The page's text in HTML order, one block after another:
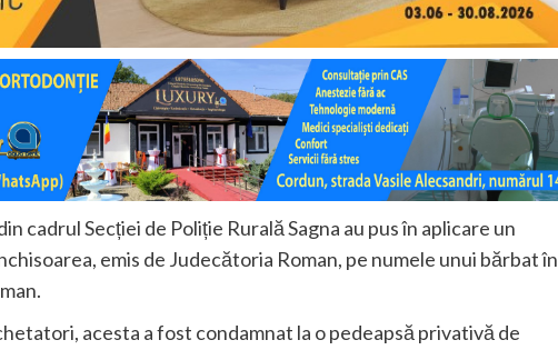
cadrul Secției de Poliție Rurală Sagna au pus în aplicare un
emis de Judecătoria Roman, pe numele unui bărbat în
acesta a fost condamnat la o pedeapsă privativă de